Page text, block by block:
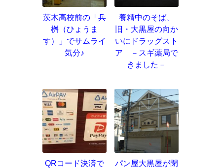
茨木高校前の「兵
桝（ひょうま
す）」でサムライ
気分♪
養精中のそば、
旧・大黒屋の向か
いにドラッグスト
ア －スギ薬局で
きました－
QRコード決済で
パン屋大黒屋が閉